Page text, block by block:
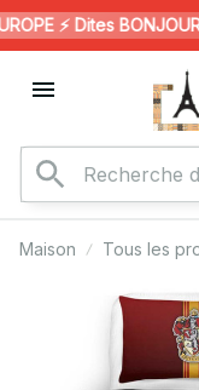
⚡️ Dites
Maison Tous les